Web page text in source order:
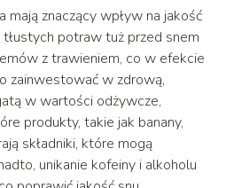
znaczący wpływ na jakość
tłustych potraw tuż przed snem
z trawieniem, co w efekcie
zainwestować w zdrową,
w wartości odżywcze,
produkty, takie jak banany,
składniki, które mogą
unikanie kofeiny i alkoholu